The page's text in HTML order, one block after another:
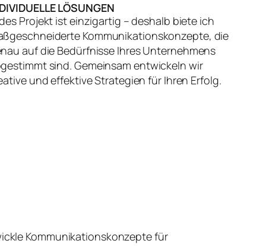
LÖSUNGEN
Projekt ist einzigartig – deshalb biete ich
Kommunikationskonzepte, die
auf die Bedürfnisse Ihres Unternehmens
sind. Gemeinsam entwickeln wir
und effektive Strategien für Ihren Erfolg.
Kommunikationskonzepte für